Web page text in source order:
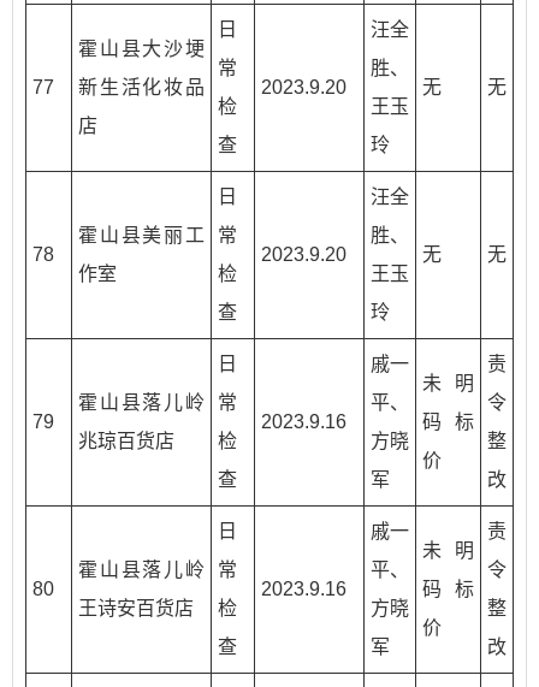
77
霍山县大沙埂
新生活化妆品
店
日
常
检
查
2023.9.20
汪全
胜、
王玉
玲
无 无
78
霍山县美丽工
作室
日
常
检
查
2023.9.20
汪全
胜、
王玉
玲
无 无
79
霍山县落儿岭
兆琼百货店
日
常
检
查
2023.9.16
戚一
平、
方晓
军
未明
码标
价
责
令
整
改
80
霍山县落儿岭
王诗安百货店
日
常
检
查
2023.9.16
戚一
平、
方晓
军
未明
码标
价
责
令
整
改